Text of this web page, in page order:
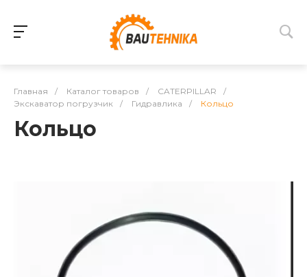
Главная / Каталог товаров / CATERPILLAR
/
Экскаватор погрузчик
/ Гидравлика / Кольцо
Кольцо